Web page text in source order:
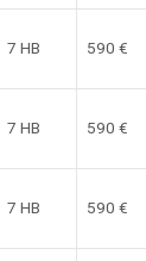
7 HB 590 €
7 HB 590 €
7 HB 590 €